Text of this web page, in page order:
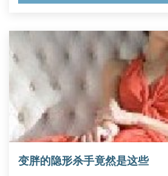
变胖的隐形杀手竟然是这些